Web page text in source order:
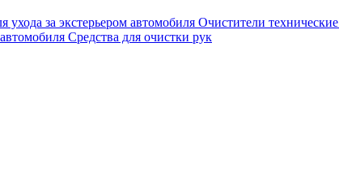
ухода за экстерьером автомобиля Очистители технические
Средства для очистки рук